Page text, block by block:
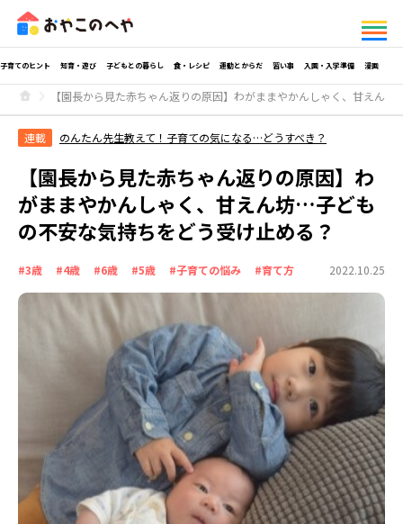
子育てのヒント 知育・遊び 子どもとの暮らし 食・レシピ 運動とからだ 習い事 入園・入学準備 漫画
【園長から見た赤ちゃん返りの原因】わがままやかんしゃく、甘えん
連載 のんたん先生教えて！子育ての気になる…どうすべき？
【園長から見た赤ちゃん返りの原因】わ
がままやかんしゃく、甘えん坊…子ども
の不安な気持ちをどう受け止める？
#3歳 #4歳 #6歳 #5歳 #子育ての悩み #育て方 2022.10.25